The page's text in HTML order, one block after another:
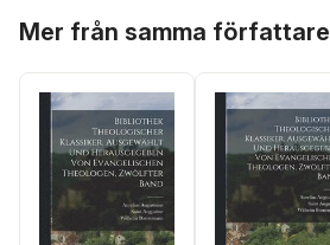
Mer från samma författare